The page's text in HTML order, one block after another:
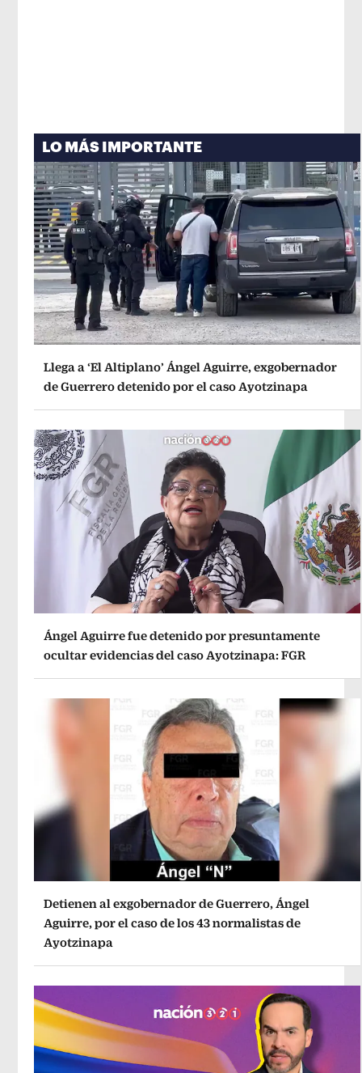
LO MÁS IMPORTANTE
Llega a ‘El Altiplano’ Ángel Aguirre, exgobernador
de Guerrero detenido por el caso Ayotzinapa
Ángel Aguirre fue detenido por presuntamente
ocultar evidencias del caso Ayotzinapa: FGR
Detienen al exgobernador de Guerrero, Ángel
Aguirre, por el caso de los 43 normalistas de
Ayotzinapa